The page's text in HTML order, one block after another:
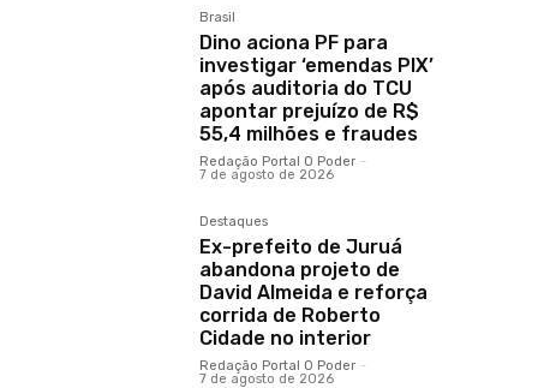
Brasil
Dino aciona PF para
investigar ‘emendas PIX’
após auditoria do TCU
apontar prejuízo de R$
55,4 milhões e fraudes
Redação Portal O Poder -
7 de agosto de 2026
Destaques
Ex-prefeito de Juruá
abandona projeto de
David Almeida e reforça
corrida de Roberto
Cidade no interior
Redação Portal O Poder -
7 de agosto de 2026